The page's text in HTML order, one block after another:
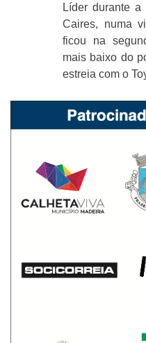
Líder durante a
Caires, numa
ficou na
mais baixo do
estreia com o